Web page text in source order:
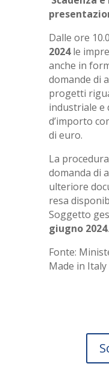
Dalle ore
2024le
anche in
domande di
progetti
industriale e
d’importo
di euro.
La
domanda di
ulteriore
resa
Soggetto
giugno 2024.
Fonte:
Made in Italy